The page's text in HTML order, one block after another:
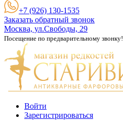
+7 (926) 130-1535
Заказать обратный звонок
Москва, ул.Свободы, 29
Посещение по предварительному звонку!
Войти
Зарегистрироваться